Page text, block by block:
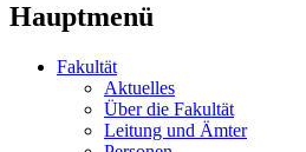
Hauptmenü
Fakultät
Aktuelles
Über die Fakultät
Leitung und Ämter